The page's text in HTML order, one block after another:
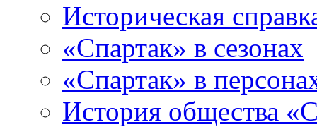
Историческая
«Спартак» в сезонах
«Спартак» в
История общества